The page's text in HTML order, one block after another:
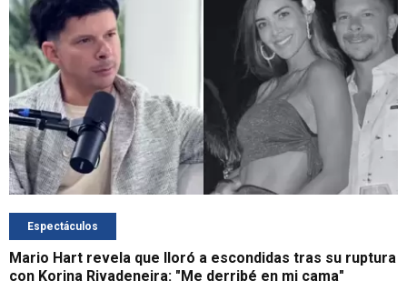
Espectáculos
Mario Hart revela que lloró a escondidas tras su ruptura
con Korina Rivadeneira: "Me derribé en mi cama"